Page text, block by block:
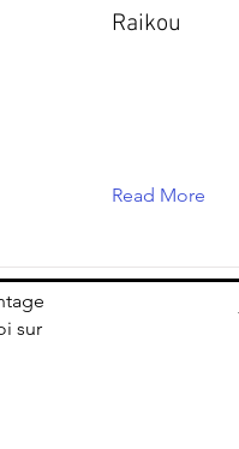
Raikou
Read More
sur